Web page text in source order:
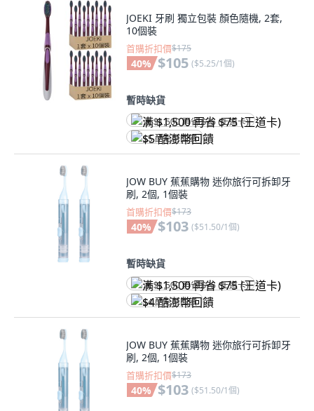
JOEKI 牙刷 獨立包裝 顏色隨機, 2套,
10個裝
首購折扣價$175
40% $105 ($5.25/1個)
暫時缺貨
满 $1,500 再省 $75 (王道卡)
$5 酷澎幣回饋
JOW BUY 蕉蕉購物 迷你旅行可拆卸牙
刷, 2個, 1個裝
首購折扣價$173
40% $103 ($51.50/1個)
暫時缺貨
满 $1,500 再省 $75 (王道卡)
$4 酷澎幣回饋
JOW BUY 蕉蕉購物 迷你旅行可拆卸牙
刷, 2個, 1個裝
首購折扣價$173
40% $103 ($51.50/1個)